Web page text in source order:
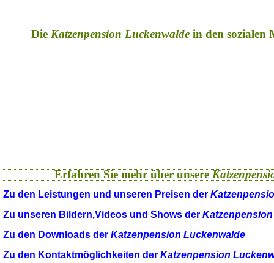
Die Katzenpension Luckenwaldein den sozialen
Erfahren Sie mehr über unsere
Zu den Leistungen und unseren Preisen der
Zu unseren Bildern,Videos und Shows der
Zu den Downloads der Katzenpension Luckenwalde
Zu den Kontaktmöglichkeiten der Katzenpension